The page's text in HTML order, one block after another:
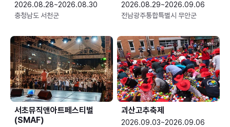
2026.08.28~2026.08.30
충청남도 서천군
2026.08.29~2026.09.06
전남광주통합특별시 무안군
서초뮤직앤아트페스티벌
(SMAF)
괴산고추축제
2026.09.03~2026.09.06